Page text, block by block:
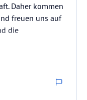
Daher kommen
freuen uns auf
die